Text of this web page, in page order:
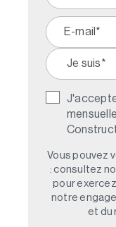
Vous pouvez
: consultez
pour
notre
et du